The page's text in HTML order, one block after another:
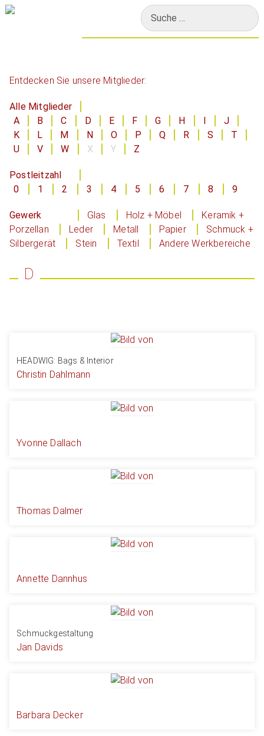
Suchen
Entdecken Sie unsere Mitglieder:
Alle Mitglieder
A
B C D E F G H
J
K
L M N O P Q R S
T
U
V W X Y Z
Postleitzahl
0
1 2 3 4 5 6 7 8 9
Gewerk Glas Holz + Möbel
Keramik +
Porzellan
Leder Metall Papier
Schmuck +
Silbergerät
Stein Textil Andere Werkbereiche
D
HEADWIG: Bags & Interior
Christin Dahlmann
Yvonne Dallach
Thomas Dalmer
Annette Dannhus
Schmuckgestaltung
Jan Davids
Barbara Decker